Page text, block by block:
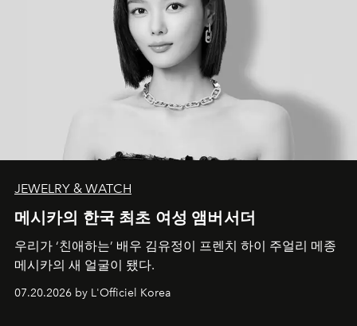
JEWELRY & WATCH
메시카의 한국 최초 여성 앰버서더
우리가 ‘친애하는’ 배우 김유정이 프렌치 하이 주얼리 메종
메시카의 새 얼굴이 됐다.
07.20.2026 by L'Officiel Korea